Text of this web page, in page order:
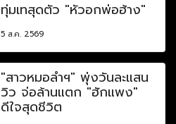
ทุ่มเทสุดตัว "หัวอกพ่อฮ้าง"
5 ส.ค. 2569
"สาวหมอลำฯ" พุ่งวันละแสน
วิว จ่อล้านแตก "ฮักแพง"
ดีใจสุดชีวิต